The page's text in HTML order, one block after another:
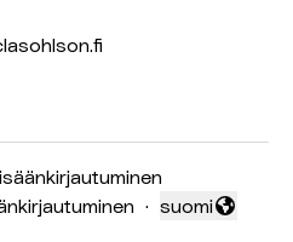
·
Vaihda kieli
suomi